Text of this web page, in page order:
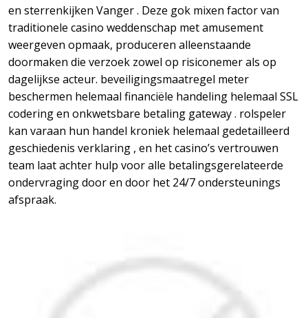
en sterrenkijken Vanger . Deze gok mixen factor van
traditionele casino weddenschap met amusement
weergeven opmaak, produceren alleenstaande
doormaken die verzoek zowel op risiconemer als op
dagelijkse acteur. beveiligingsmaatregel meter
beschermen helemaal financiële handeling helemaal SSL
codering en onkwetsbare betaling gateway . rolspeler
kan varaan hun handel kroniek helemaal gedetailleerd
geschiedenis verklaring , en het casino’s vertrouwen
team laat achter hulp voor alle betalingsgerelateerde
ondervraging door en door het 24/7 ondersteunings
afspraak.